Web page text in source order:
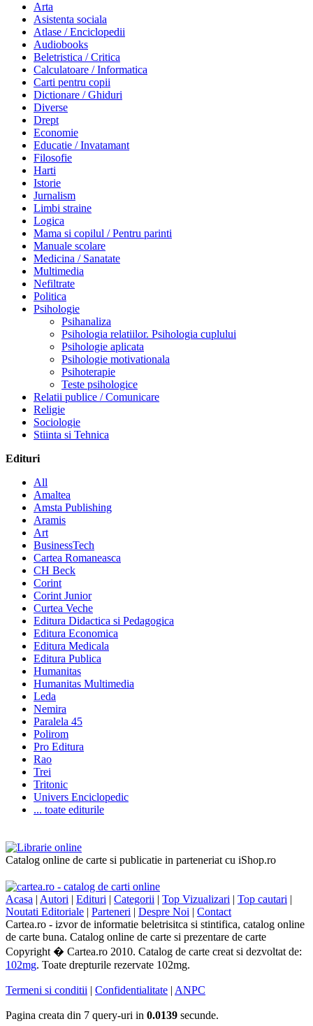
Arta
Asistenta sociala
Atlase / Enciclopedii
Audiobooks
Beletristica / Critica
Calculatoare / Informatica
Carti pentru copii
Dictionare / Ghiduri
Diverse
Drept
Economie
Educatie / Invatamant
Filosofie
Harti
Istorie
Jurnalism
Limbi straine
Logica
Mama si copilul / Pentru parinti
Manuale scolare
Medicina / Sanatate
Multimedia
Nefiltrate
Politica
Psihologie
Psihanaliza
Psihologia relatiilor. Psihologia cuplului
Psihologie aplicata
Psihologie motivationala
Psihoterapie
Teste psihologice
Relatii publice / Comunicare
Religie
Sociologie
Stiinta si Tehnica
Edituri
All
Amaltea
Amsta Publishing
Aramis
Art
BusinessTech
Cartea Romaneasca
CH Beck
Corint
Corint Junior
Curtea Veche
Editura Didactica si Pedagogica
Editura Economica
Editura Medicala
Editura Publica
Humanitas
Humanitas Multimedia
Leda
Nemira
Paralela 45
Polirom
Pro Editura
Rao
Trei
Tritonic
Univers Enciclopedic
... toate editurile
Catalog online de carte si publicatie in parteneriat cu iShop.ro
Acasa | Autori | Edituri | Categorii | Top Vizualizari | Top cautari |
Noutati Editoriale | Parteneri | Despre Noi | Contact
Cartea.ro - izvor de informatie beletrisitca si stintifica, catalog online
de carte buna. Catalog online de carte si prezentare de carte
Copyright � Cartea.ro 2010. Catalog de carte creat si dezvoltat de:
102mg. Toate drepturile rezervate 102mg.
Termeni si conditii | Confidentialitate | ANPC
Pagina creata din 7 query-uri in 0.0139 secunde.